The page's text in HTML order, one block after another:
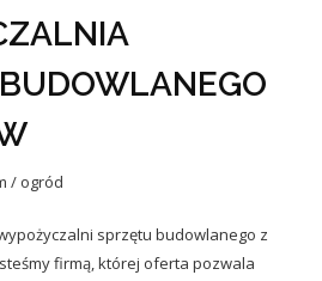
/ ogród
sprzętu budowlanego z
firmą, której oferta pozwala